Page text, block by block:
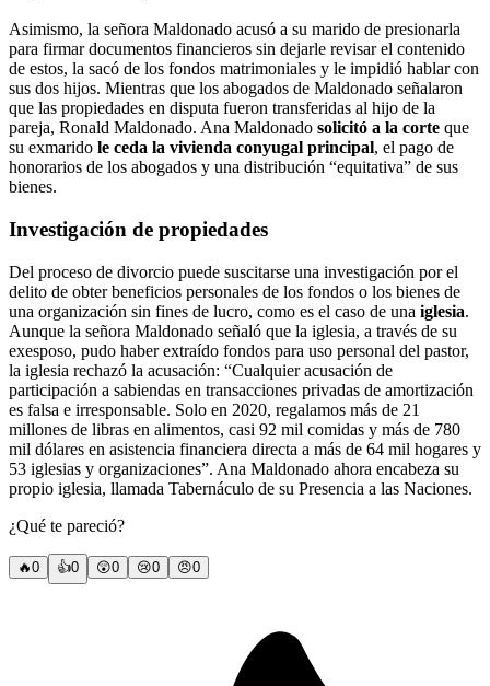
Asimismo, la señora Maldonado acusó a su marido de presionarla
para firmar documentos financieros sin dejarle revisar el contenido
de estos, la sacó de los fondos matrimoniales y le impidió hablar con
sus dos hijos. Mientras que los abogados de Maldonado señalaron
que las propiedades en disputa fueron transferidas al hijo de la
pareja, Ronald Maldonado. Ana Maldonado solicitó a la corte que
su exmarido le ceda la vivienda conyugal principal, el pago de
honorarios de los abogados y una distribución “equitativa” de sus
bienes.
Investigación de propiedades
Del proceso de divorcio puede suscitarse una investigación por el
delito de obter beneficios personales de los fondos o los bienes de
una organización sin fines de lucro, como es el caso de una iglesia.
Aunque la señora Maldonado señaló que la iglesia, a través de su
exesposo, pudo haber extraído fondos para uso personal del pastor,
la iglesia rechazó la acusación: “Cualquier acusación de
participación a sabiendas en transacciones privadas de amortización
es falsa e irresponsable. Solo en 2020, regalamos más de 21
millones de libras en alimentos, casi 92 mil comidas y más de 780
mil dólares en asistencia financiera directa a más de 64 mil hogares y
53 iglesias y organizaciones”. Ana Maldonado ahora encabeza su
propio iglesia, llamada Tabernáculo de su Presencia a las Naciones.
¿Qué te pareció?
🔥0 👍0 😲0 😢0 😠0